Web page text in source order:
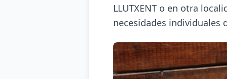
LLUTXENT o en otra
necesidades individuales